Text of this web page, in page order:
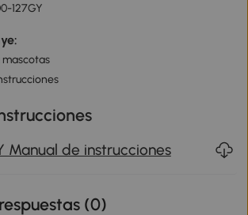
127GY
mascotas
Manual de instrucciones
(0)